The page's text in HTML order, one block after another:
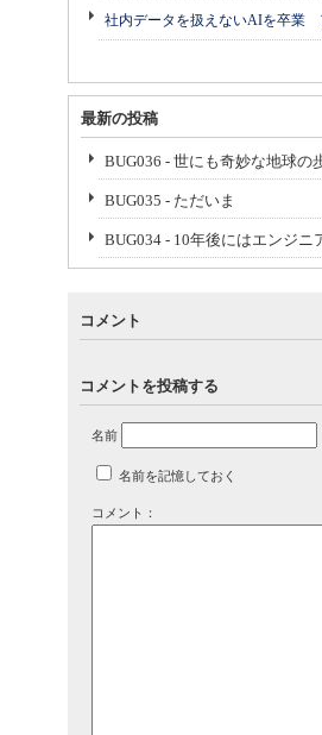
社内データを扱えないAIを卒業
最新の投稿
BUG036 - 世にも奇妙な地球の
BUG035 - ただいま
BUG034 - 10年後にはエンジ
コメント
コメントを投稿する
名前
名前を記憶しておく
コメント：